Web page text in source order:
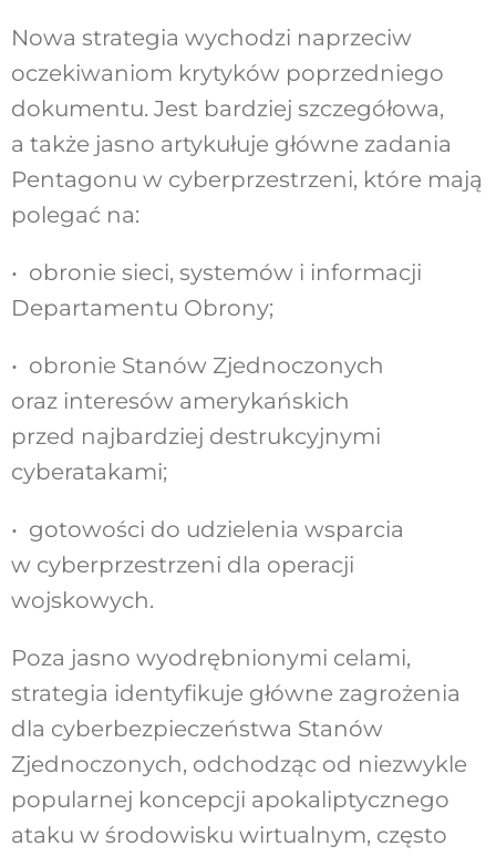
Nowa strategia wychodzi naprzeciw
oczekiwaniom krytyków poprzedniego
dokumentu. Jest bardziej szczegółowa,
a także jasno artykułuje główne zadania
Pentagonu w cyberprzestrzeni, które mają
polegać na:
• obronie sieci, systemów i informacji
Departamentu Obrony;
• obronie Stanów Zjednoczonych
oraz interesów amerykańskich
przed najbardziej destrukcyjnymi
cyberatakami;
• gotowości do udzielenia wsparcia
w cyberprzestrzeni dla operacji
wojskowych.
Poza jasno wyodrębnionymi celami,
strategia identyfikuje główne zagrożenia
dla cyberbezpieczeństwa Stanów
Zjednoczonych, odchodząc od niezwykle
popularnej koncepcji apokaliptycznego
ataku w środowisku wirtualnym, często